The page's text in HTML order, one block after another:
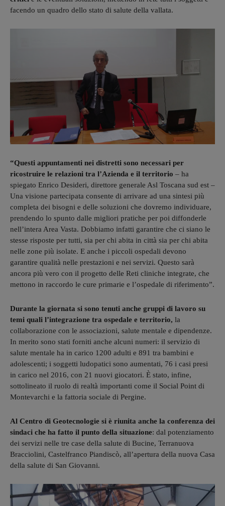
facendo un quadro dello stato di salute della vallata.
“Questi appuntamenti nei distretti sono necessari per
ricostruire le relazioni tra l’Azienda e il territorio – ha
spiegato Enrico Desideri, direttore generale Asl Toscana sud est –
Una visione partecipata consente di arrivare ad una sintesi più
completa dei bisogni e delle soluzioni che dovremo individuare,
prendendo lo spunto dalle migliori pratiche per poi diffonderle
nell’intera Area Vasta. Dobbiamo infatti garantire che ci siano le
stesse risposte per tutti, sia per chi abita in città sia per chi abita
nelle zone più isolate. E anche i piccoli ospedali devono
garantire qualità nelle prestazioni e nei servizi. Questo sarà
ancora più vero con il progetto delle Reti cliniche integrate, che
mettono in raccordo le cure primarie e l’ospedale di riferimento”.
Durante la giornata si sono tenuti anche gruppi di lavoro su
temi quali l’integrazione tra ospedale e territorio, la
collaborazione con le associazioni, salute mentale e dipendenze.
In merito sono stati forniti anche alcuni numeri: il servizio di
salute mentale ha in carico 1200 adulti e 891 tra bambini e
adolescenti; i soggetti ludopatici sono aumentati, 76 i casi presi
in carico nel 2016, con 21 nuovi giocatori. È stato, infine,
sottolineato il ruolo di realtà importanti come il Social Point di
Montevarchi e la fattoria sociale di Pergine.
Al Centro di Geotecnologie si è riunita anche la conferenza dei
sindaci che ha fatto il punto della situazione: dal potenziamento
dei servizi nelle tre case della salute di Bucine, Terranuova
Bracciolini, Castelfranco Piandiscò, all’apertura della nuova Casa
della salute di San Giovanni.